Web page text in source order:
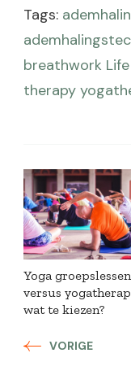
Tags:
breathwork
therapy
Yoga groepslessen
versus
wat te kiezen?
VORIGE